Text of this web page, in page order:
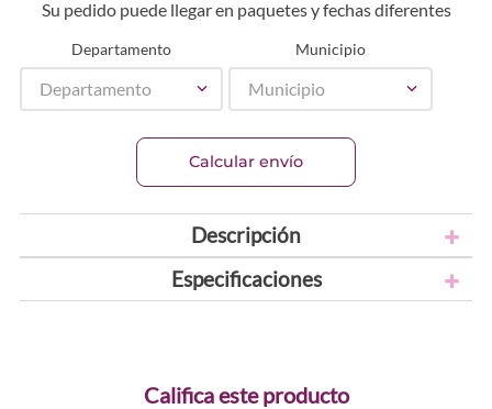
Su pedido puede llegar en paquetes y fechas diferentes
Departamento
Departamento
Municipio
Municipio
Calcular envío
Descripción
Especificaciones
Califica este producto